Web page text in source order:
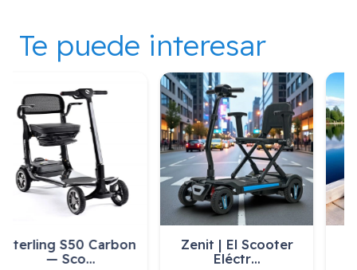
Te puede interesar
Sterling S50 Carbon
— Sco…
Zenit | El Scooter
Eléctr…